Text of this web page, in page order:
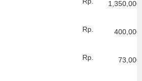
1,350,000
Rp. 400,000
Rp. 73,000